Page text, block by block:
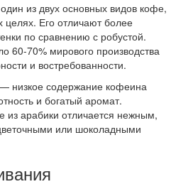
из двух основных видов кофе,
Его отличают более
по сравнению с робустой.
60-70% мирового производства
и востребованности.
низкое содержание кофеина
и богатый аромат.
из арабики отличается нежным,
или шоколадными